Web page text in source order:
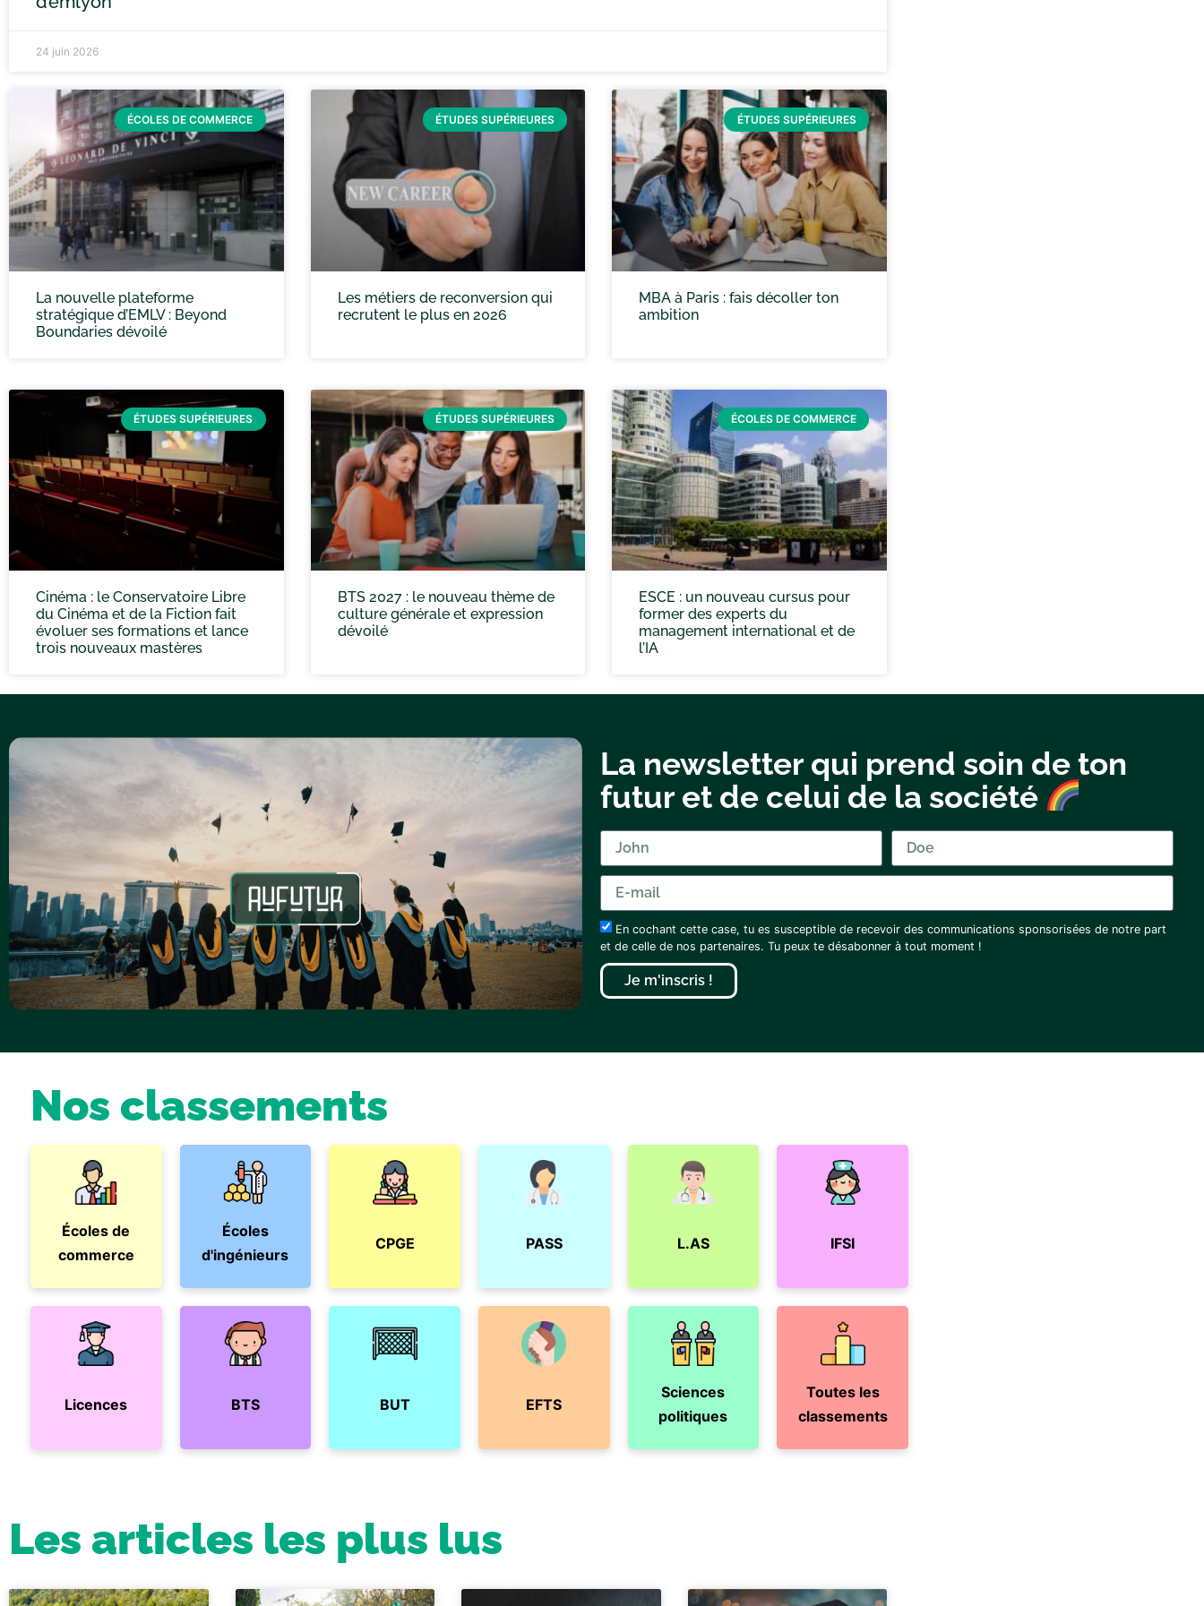
24 juin 2026
ÉCOLES DE COMMERCE
La nouvelle plateforme
stratégique d’EMLV : Beyond
Boundaries dévoilé
ÉTUDES SUPÉRIEURES
Les métiers de reconversion qui
recrutent le plus en 2026
ÉTUDES SUPÉRIEURES
MBA à Paris : fais décoller ton
ambition
ÉTUDES SUPÉRIEURES
Cinéma : le Conservatoire Libre
du Cinéma et de la Fiction fait
évoluer ses formations et lance
trois nouveaux mastères
ÉTUDES SUPÉRIEURES
BTS 2027 : le nouveau thème de
culture générale et expression
dévoilé
ÉCOLES DE COMMERCE
ESCE : un nouveau cursus pour
former des experts du
management international et de
l’IA
La newsletter qui prend soin de ton
futur et de celui de la société
En cochant cette case, tu es susceptible de recevoir des communications sponsorisées de notre part
et de celle de nos partenaires. Tu peux te désabonner à tout moment !
Je m'inscris !
Nos classements
Écoles de
commerce
Écoles
d'ingénieurs
CPGE PASS L.AS IFSI
Licences BTS BUT EFTS
Sciences
politiques
Toutes les
classements
Les articles les plus lus